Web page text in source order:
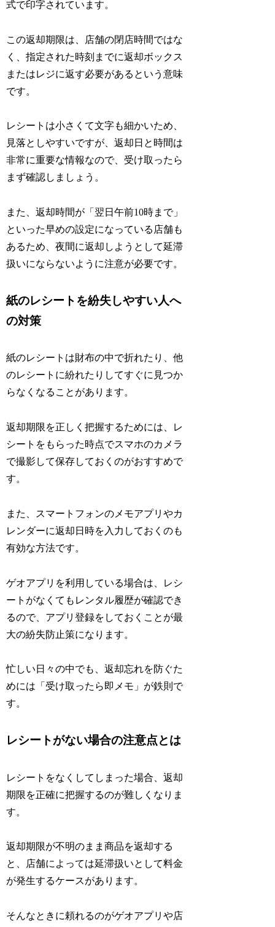
式で印字されています。
この返却期限は、店舗の閉店時間ではな
く、指定された時刻までに返却ボックス
またはレジに返す必要があるという意味
です。
レシートは小さくて文字も細かいため、
見落としやすいですが、返却日と時間は
非常に重要な情報なので、受け取ったら
まず確認しましょう。
また、返却時間が「翌日午前10時まで」
といった早めの設定になっている店舗も
あるため、夜間に返却しようとして延滞
扱いにならないように注意が必要です。
紙のレシートを紛失しやすい人へ
の対策
紙のレシートは財布の中で折れたり、他
のレシートに紛れたりしてすぐに見つか
らなくなることがあります。
返却期限を正しく把握するためには、レ
シートをもらった時点でスマホのカメラ
で撮影して保存しておくのがおすすめで
す。
また、スマートフォンのメモアプリやカ
レンダーに返却日時を入力しておくのも
有効な方法です。
ゲオアプリを利用している場合は、レシ
ートがなくてもレンタル履歴が確認でき
るので、アプリ登録をしておくことが最
大の紛失防止策になります。
忙しい日々の中でも、返却忘れを防ぐた
めには「受け取ったら即メモ」が鉄則で
す。
レシートがない場合の注意点とは
レシートをなくしてしまった場合、返却
期限を正確に把握するのが難しくなりま
す。
返却期限が不明のまま商品を返却する
と、店舗によっては延滞扱いとして料金
が発生するケースがあります。
そんなときに頼れるのがゲオアプリや店